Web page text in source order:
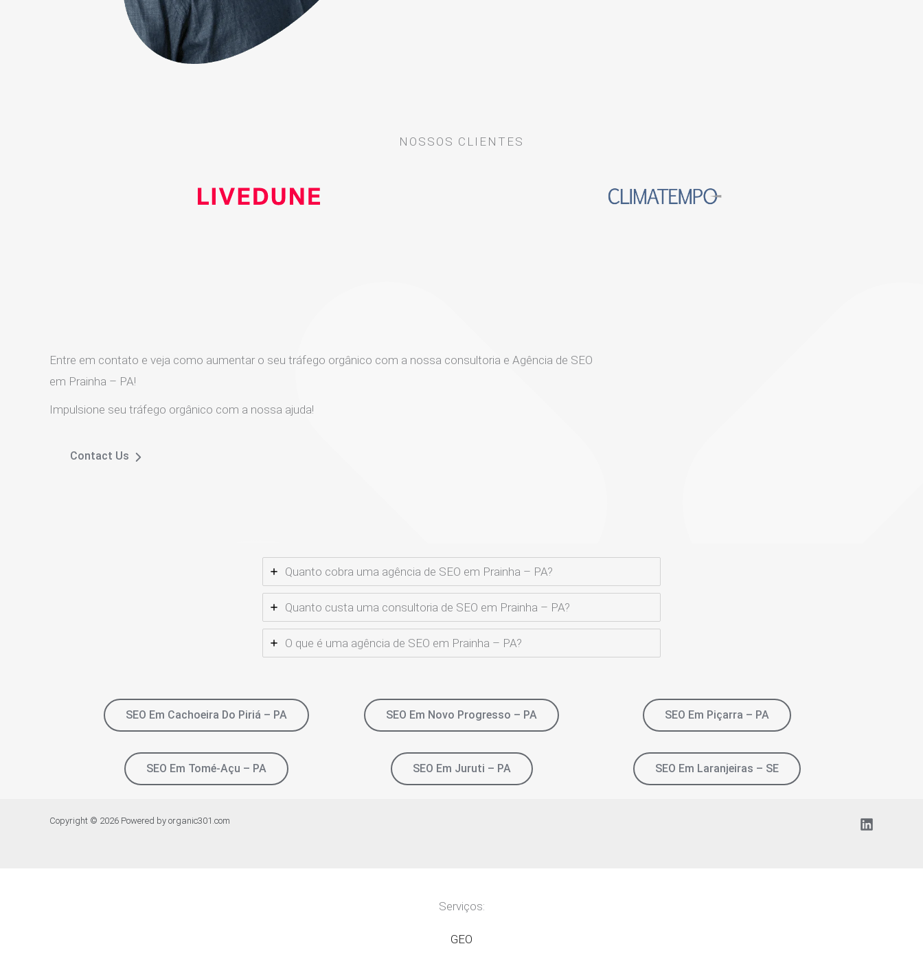
NOSSOS CLIENTES
Entre em contato e veja como aumentar o seu tráfego orgânico com a nossa consultoria e Agência de SEO
em Prainha – PA!
Impulsione seu tráfego orgânico com a nossa ajuda!
Contact Us
Quanto cobra uma agência de SEO em Prainha – PA?
Quanto custa uma consultoria de SEO em Prainha – PA?
O que é uma agência de SEO em Prainha – PA?
SEO Em Cachoeira Do Piriá – PA SEO Em Novo Progresso – PA SEO Em Piçarra – PA
SEO Em Tomé-Açu – PA SEO Em Juruti – PA SEO Em Laranjeiras – SE
Copyright © 2026 Powered by organic301.com
Serviços:
GEO